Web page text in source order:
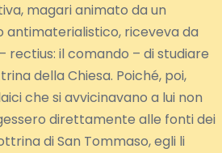
magari animato da un
antimaterialistico, riceveva da
rectius: il comando – di studiare
della Chiesa. Poiché, poi,
che si avvicinavano a lui non
direttamente alle fonti dei
di San Tommaso, egli li